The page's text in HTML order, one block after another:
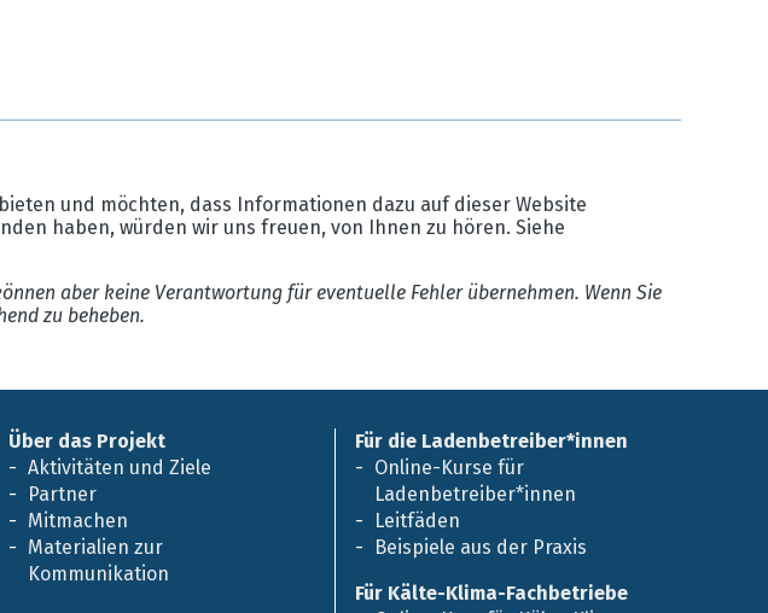
und möchten, dass Informationen dazu auf dieser Website
haben, würden wir uns freuen, von Ihnen zu hören. Siehe
aber keine Verantwortung für eventuelle Fehler übernehmen. Wenn Sie
zu beheben.
Über das Projekt
Aktivitäten und Ziele
Partner
Mitmachen
Materialien zur
Kommunikation
Für die Ladenbetreiber*innen
Online-Kurse für
Ladenbetreiber*innen
Leitfäden
Beispiele aus der Praxis
Für Kälte-Klima-Fachbetriebe